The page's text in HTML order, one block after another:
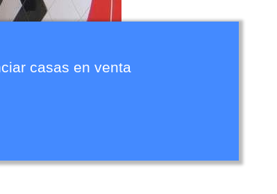
casas en venta